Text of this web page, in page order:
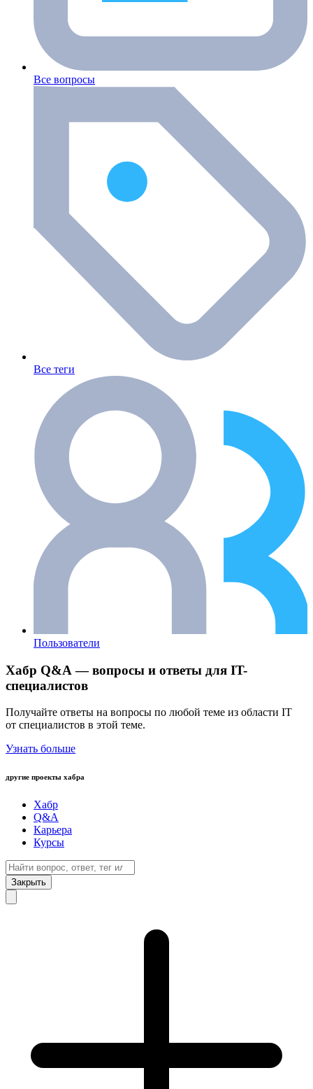
Все вопросы
Все теги
Пользователи
Хабр Q&A — вопросы и ответы для IT-
специалистов
Получайте ответы на вопросы по любой теме из области IT
от специалистов в этой теме.
Узнать больше
другие проекты хабра
Хабр
Q&A
Карьера
Курсы
Закрыть